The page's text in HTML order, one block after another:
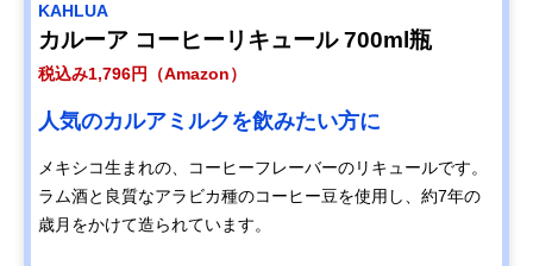
KAHLUA
カルーア コーヒーリキュール 700ml瓶
税込み1,796円（Amazon）
人気のカルアミルクを飲みたい方に
メキシコ生まれの、コーヒーフレーバーのリキュールです。
ラム酒と良質なアラビカ種のコーヒー豆を使用し、約7年の
歳月をかけて造られています。